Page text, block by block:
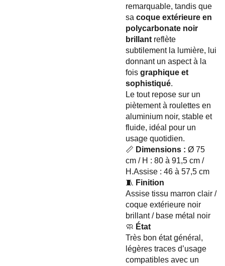
remarquable, tandis que
sa coque extérieure en
polycarbonate noir
brillant reflète
subtilement la lumière, lui
donnant un aspect à la
fois graphique et
sophistiqué.
Le tout repose sur un
piètement à roulettes en
aluminium noir, stable et
fluide, idéal pour un
usage quotidien.
📏 Dimensions : Ø 75
cm / H : 80 à 91,5 cm /
H.Assise : 46 à 57,5 cm
🧵 Finition
Assise tissu marron clair /
coque extérieure noir
brillant / base métal noir
🧼 État
Très bon état général,
légères traces d’usage
compatibles avec un